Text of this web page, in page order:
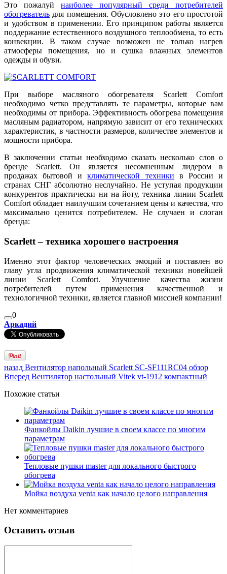
Это пожалуй наиболее популярный среди потребителей
обогреватель для помещения. Обусловлено это его простотой
и удобством в применении. Его принципом работы является
поддержание естественного воздушного теплообмена, то есть
конвекции. В таком случае возможен не только нагрев
атмосферы помещения, но и сушка влажных элементов
одежды и обуви.
При выборе масляного обогревателя Scarlett Comfort
необходимо четко представлять те параметры, которые вам
необходимы от прибора. Эффективность обогрева помещения
масляным радиатором, напрямую зависит от его технических
характеристик, в частности размеров, количестве элементов и
мощности прибора.
В заключении статьи необходимо сказать несколько слов о
бренде Scarlett. Он является несомненным лидером в
продажах бытовой иклиматической техники в России и
странах СНГ абсолютно неслучайно. Не уступая продукции
конкурентов практически ни на йоту, техника линии Scarlett
Comfort обладает наилучшим сочетанием цены и качества, что
максимально ценится потребителем. Не случаен и слоган
бренда:
Scarlett – техника хорошего настроения
Именно этот фактор человеческих эмоций и поставлен во
главу угла продвижения климатической техники новейшей
линии Scarlett Comfort. Улучшение качества жизни
потребителей путем применения качественной и
технологичной техники, является главной миссией компании!
0
Аркадий
назад Вентилятор напольный Scarlett SC-SF111RC04 обзор
Вперед Вентилятор настольный Vitek vt-1912 компактный
Похожие статьи
Фанкойлы Daikin лучшие в своем классе по многим
параметрам
Тепловые пушки master для локального быстрого
обогрева
Мойка воздуха venta как начало целого направления
Нет комментариев
Оставить отзыв